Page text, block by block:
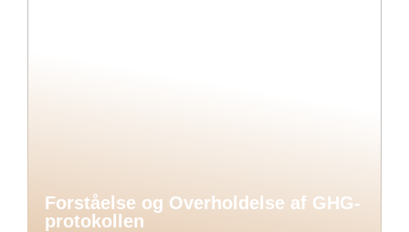
Forståelse og Overholdelse af GHG-
protokollen